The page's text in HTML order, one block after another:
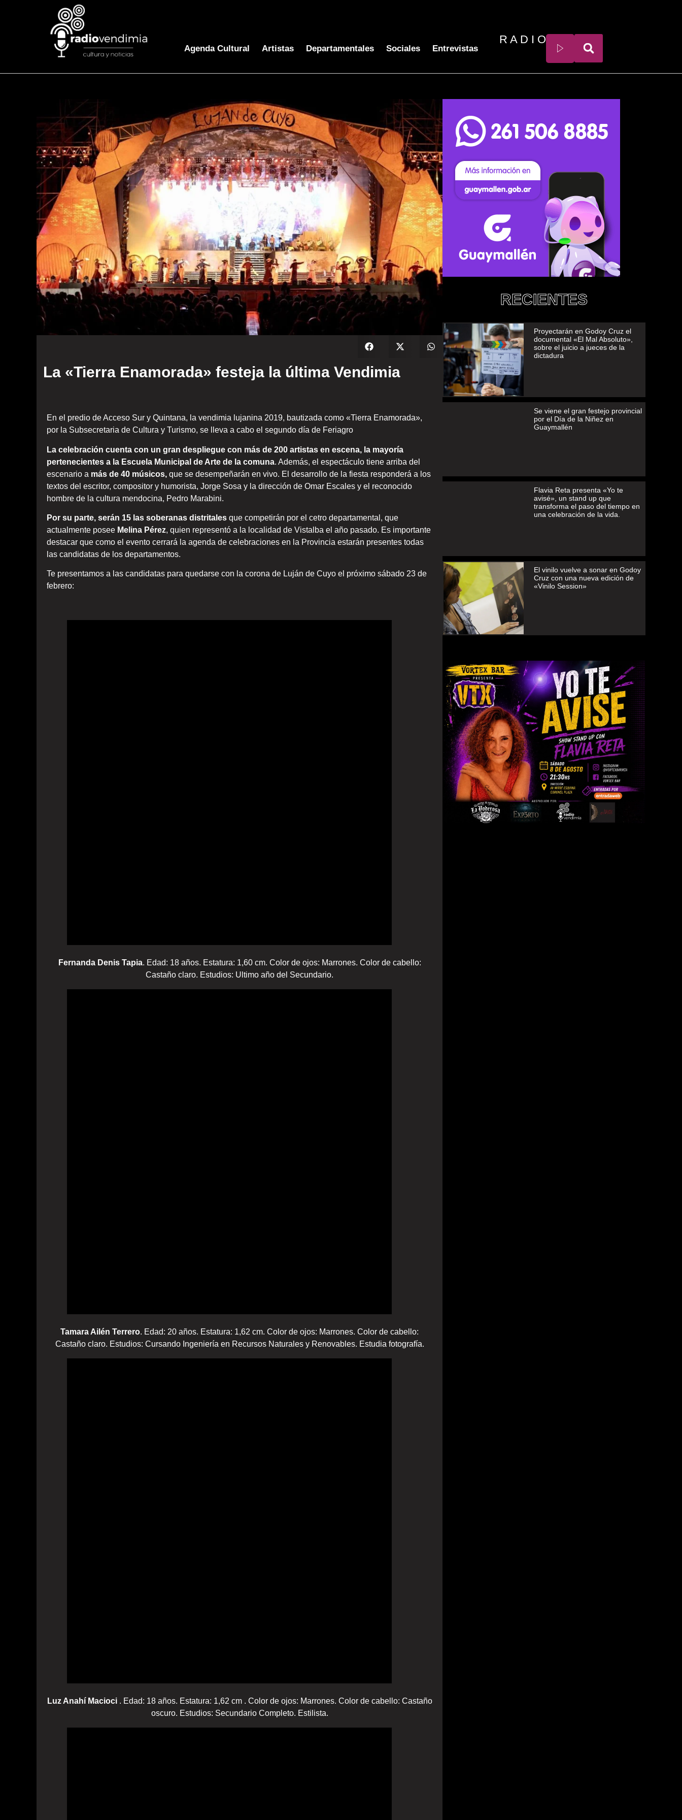
Agenda Cultural Artistas Departamentales Sociales Entrevistas
R A D I O
La «Tierra Enamorada» festeja la última Vendimia
En el predio de Acceso Sur y Quintana, la vendimia lujanina 2019, bautizada como «Tierra Enamorada»,
por la Subsecretaria de Cultura y Turismo, se lleva a cabo el segundo día de Feriagro
La celebración cuenta con un gran despliegue con más de 200 artistas en escena, la mayoría
pertenecientes a la Escuela Municipal de Arte de la comuna. Además, el espectáculo tiene arriba del
escenario a más de 40 músicos, que se desempeñarán en vivo. El desarrollo de la fiesta responderá a los
textos del escritor, compositor y humorista, Jorge Sosa y la dirección de Omar Escales y el reconocido
hombre de la cultura mendocina, Pedro Marabini.
Por su parte, serán 15 las soberanas distritales que competirán por el cetro departamental, que
actualmente posee Melina Pérez, quien representó a la localidad de Vistalba el año pasado. Es importante
destacar que como el evento cerrará la agenda de celebraciones en la Provincia estarán presentes todas
las candidatas de los departamentos.
Te presentamos a las candidatas para quedarse con la corona de Luján de Cuyo el próximo sábado 23 de
febrero:
Fernanda Denis Tapia. Edad: 18 años. Estatura: 1,60 cm. Color de ojos: Marrones. Color de cabello:
Castaño claro. Estudios: Ultimo año del Secundario.
Tamara Ailén Terrero. Edad: 20 años. Estatura: 1,62 cm. Color de ojos: Marrones. Color de cabello:
Castaño claro. Estudios: Cursando Ingeniería en Recursos Naturales y Renovables. Estudia fotografía.
Luz Anahí Macioci. Edad: 18 años. Estatura: 1,62 cm . Color de ojos: Marrones. Color de cabello: Castaño
oscuro. Estudios: Secundario Completo. Estilista.
RECIENTES
Proyectarán en Godoy Cruz el
documental «El Mal Absoluto»,
sobre el juicio a jueces de la
dictadura
Se viene el gran festejo provincial
por el Día de la Niñez en
Guaymallén
Flavia Reta presenta «Yo te
avisé», un stand up que
transforma el paso del tiempo en
una celebración de la vida.
El vinilo vuelve a sonar en Godoy
Cruz con una nueva edición de
«Vinilo Session»